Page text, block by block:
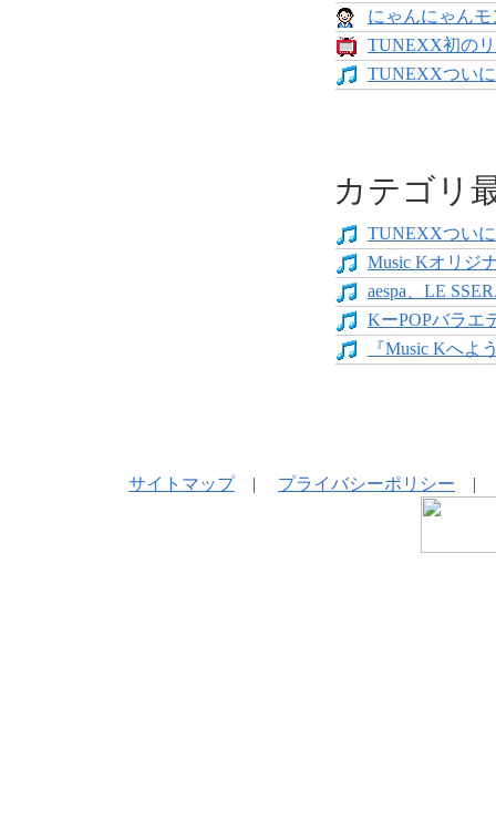
にゃんにゃん
TUNEXX初の
TUNEXXつい
カテゴリ
TUNEXXつい
Music Kオリジ
aespa、LE
KーPOPバラエ
『Music Kへよ
サイトマップ| プライバシーポリシー